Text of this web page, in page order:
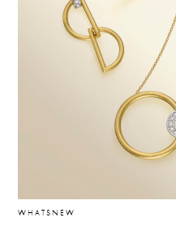
WHATSNEW